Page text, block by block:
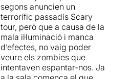
segons anuncien un
terrorífic passadís Scary
tour, però que a causa de la
mala il·luminació i manca
d’efectes, no vaig poder
veure els zombies que
intentaven espantar-nos. Ja